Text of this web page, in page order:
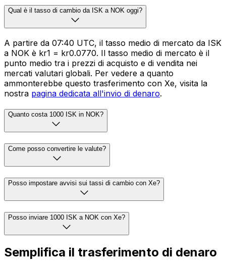
Qual è il tasso di cambio da ISK a NOK oggi?
A partire da 07:40 UTC, il tasso medio di mercato da ISK
a NOK è kr1 = kr0.0770. Il tasso medio di mercato è il
punto medio tra i prezzi di acquisto e di vendita nei
mercati valutari globali. Per vedere a quanto
ammonterebbe questo trasferimento con Xe, visita la
nostra pagina dedicata all'invio di denaro.
Quanto costa 1000 ISK in NOK?
Come posso convertire le valute?
Posso impostare avvisi sui tassi di cambio con Xe?
Posso inviare 1000 ISK a NOK con Xe?
Semplifica il trasferimento di denaro